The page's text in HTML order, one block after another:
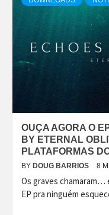
OUÇA AGORA O
BY ETERNAL
PLATAFORMAS
BY DOUG BARRIOS 8
Os graves chamaram…
EP pra ninguém